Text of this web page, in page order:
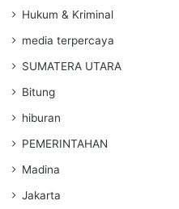
Hukum & Kriminal
media terpercaya
SUMATERA UTARA
Bitung
hiburan
PEMERINTAHAN
Madina
Jakarta